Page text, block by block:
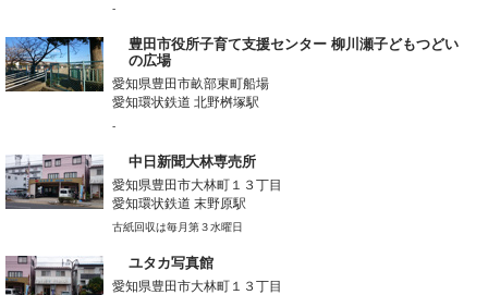
-
豊田市役所子育て支援センター 柳川瀬子どもつどい
の広場
愛知県豊田市畝部東町船場
愛知環状鉄道 北野桝塚駅
-
中日新聞大林専売所
愛知県豊田市大林町１３丁目
愛知環状鉄道 末野原駅
古紙回収は毎月第３水曜日
ユタカ写真館
愛知県豊田市大林町１３丁目